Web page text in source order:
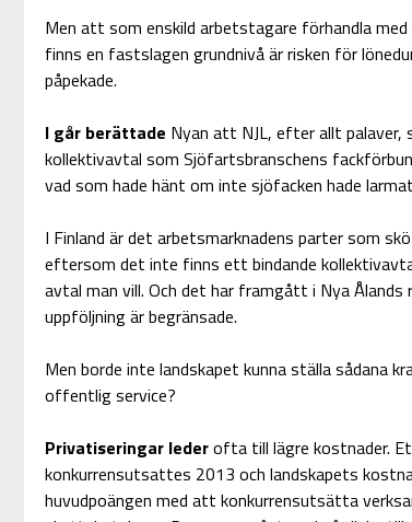
Men att som enskild arbetstagare förhandla
finns en fastslagen grundnivå är risken för
påpekade.
I går berättade Nyan att NJL, efter allt
kollektivavtal som Sjöfartsbranschens
vad som hade hänt om inte sjöfacken hade
I Finland är det arbetsmarknadens parter som
eftersom det inte finns ett bindande
avtal man vill. Och det har framgått i Nya
uppföljning är begränsade.
Men borde inte landskapet kunna ställa sådana
offentlig service?
Privatiseringar lederofta till lägre kostnader.
konkurrensutsattes 2013 och landskapets
huvudpoängen med att konkurrensutsätta